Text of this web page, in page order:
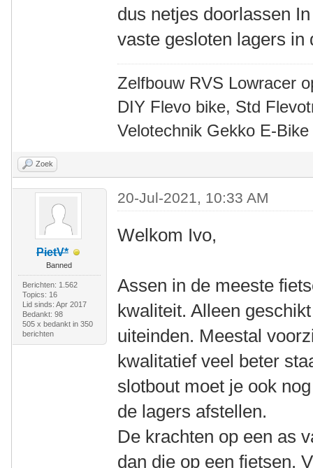
dus netjes doorlassen
vaste gesloten lagers in
Zelfbouw RVS Lowracer
DIY Flevo bike, Std
Velotechnik Gekko E-Bike
Zoek
PietV*
Banned
Berichten: 1.562
Topics: 16
Lid sinds: Apr 2017
Bedankt: 98
505 x bedankt in 350
berichten
20-Jul-2021, 10:33 AM
Welkom Ivo,
Assen in de meeste
kwaliteit. Alleen
uiteinden. Meestal
kwalitatief veel beter
slotbout moet je ook
de lagers afstellen.
De krachten op een as
dan die op een fietsen.